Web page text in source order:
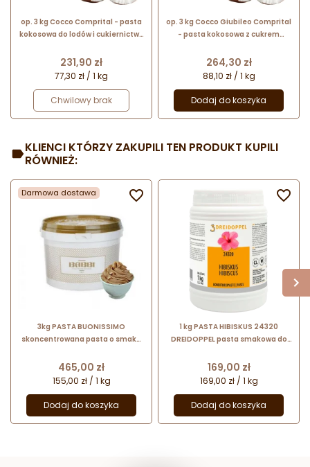
op. 3 kg Cocco Comprital - pasta
kokosowa do lodów i cukiernictwa
Cena
231,90 zł
77,30 zł / 1 kg
Chwilowy brak
op. 3 kg Cocco Giubileo Comprital
- pasta kokosowa z cukrem
PC634PB
Cena
264,30 zł
88,10 zł / 1 kg
Dodaj do koszyka
KLIENCI KTÓRZY ZAKUPILI TEN PRODUKT KUPILI
RÓWNIEŻ:
Darmowa dostawa
3kg PASTA BUONISSIMO
skoncentrowana pasta o smaku
BABBI
Cena
465,00 zł
155,00 zł / 1 kg
Dodaj do koszyka

1 kg PASTA HIBISKUS 24320
DREIDOPPEL pasta smakowa do
Cena
169,00 zł
169,00 zł / 1 kg
Dodaj do koszyka
